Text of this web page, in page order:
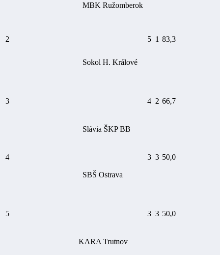
MBK Ružomberok
2
Sokol H. Králové
5 1 83,3
3
Slávia ŠKP BB
4 2 66,7
4
SBŠ Ostrava
3 3 50,0
5
KARA Trutnov
3 3 50,0